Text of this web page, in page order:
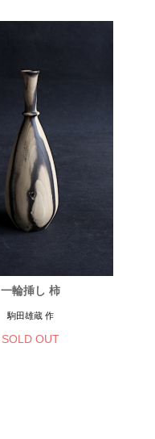
一輪挿し 柿
駒田雄蔵 作
SOLD OUT